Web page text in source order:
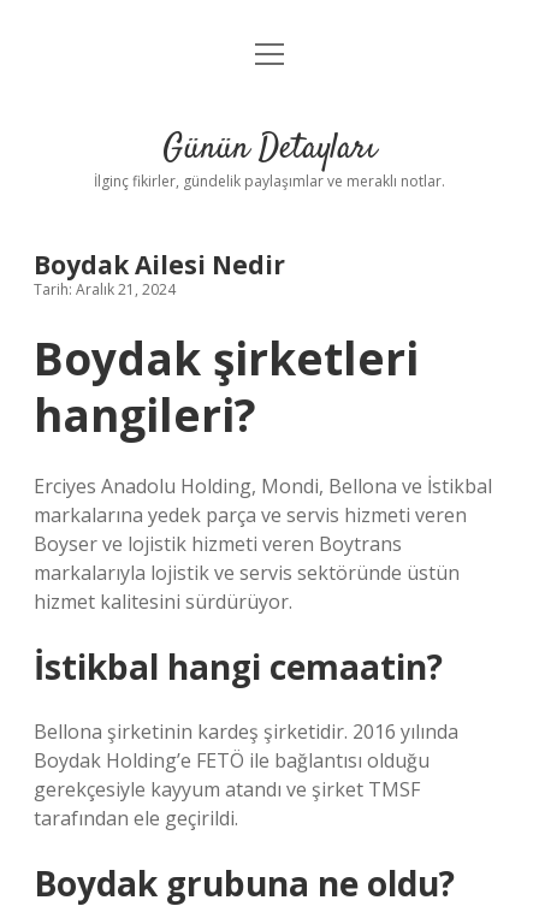
Gizlilik Politikası
Yasal Uyarı
menüyü
Günün Detayları
İlginç fikirler, gündelik paylaşımlar ve meraklı notlar.
Boydak Ailesi Nedir
Tarih: Aralık 21, 2024
Boydak şirketleri
hangileri?
Erciyes Anadolu Holding, Mondi, Bellona ve İstikbal
markalarına yedek parça ve servis hizmeti veren
Boyser ve lojistik hizmeti veren Boytrans
markalarıyla lojistik ve servis sektöründe üstün
hizmet kalitesini sürdürüyor.
İstikbal hangi cemaatin?
Bellona şirketinin kardeş şirketidir. 2016 yılında
Boydak Holding’e FETÖ ile bağlantısı olduğu
gerekçesiyle kayyum atandı ve şirket TMSF
tarafından ele geçirildi.
Boydak grubuna ne oldu?